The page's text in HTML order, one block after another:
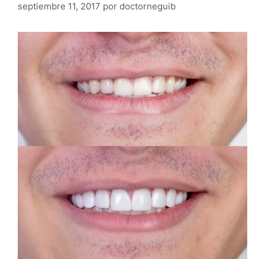
septiembre 11, 2017 por doctorneguib